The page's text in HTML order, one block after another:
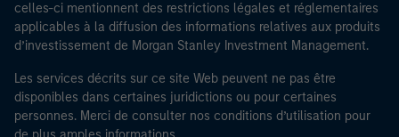
Limited peut procéder à des vérifications et d’autres
contrôles de sécurité requis, afin de remplir les
obligations en vigueur pour les professionnels du
secteur financier destinées à lutter contre le
blanchiment d’argent et la criminalité financière.
J’admets que ni Morgan Stanley Investment
celles-ci mentionnent des restrictions légales et réglementaires
applicables à la diffusion des informations relatives aux produits
d’investissement de Morgan Stanley Investment Management.
Les services décrits sur ce site Web peuvent ne pas être
disponibles dans certaines juridictions ou pour certaines
personnes. Merci de consulter nos conditions d’utilisation pour